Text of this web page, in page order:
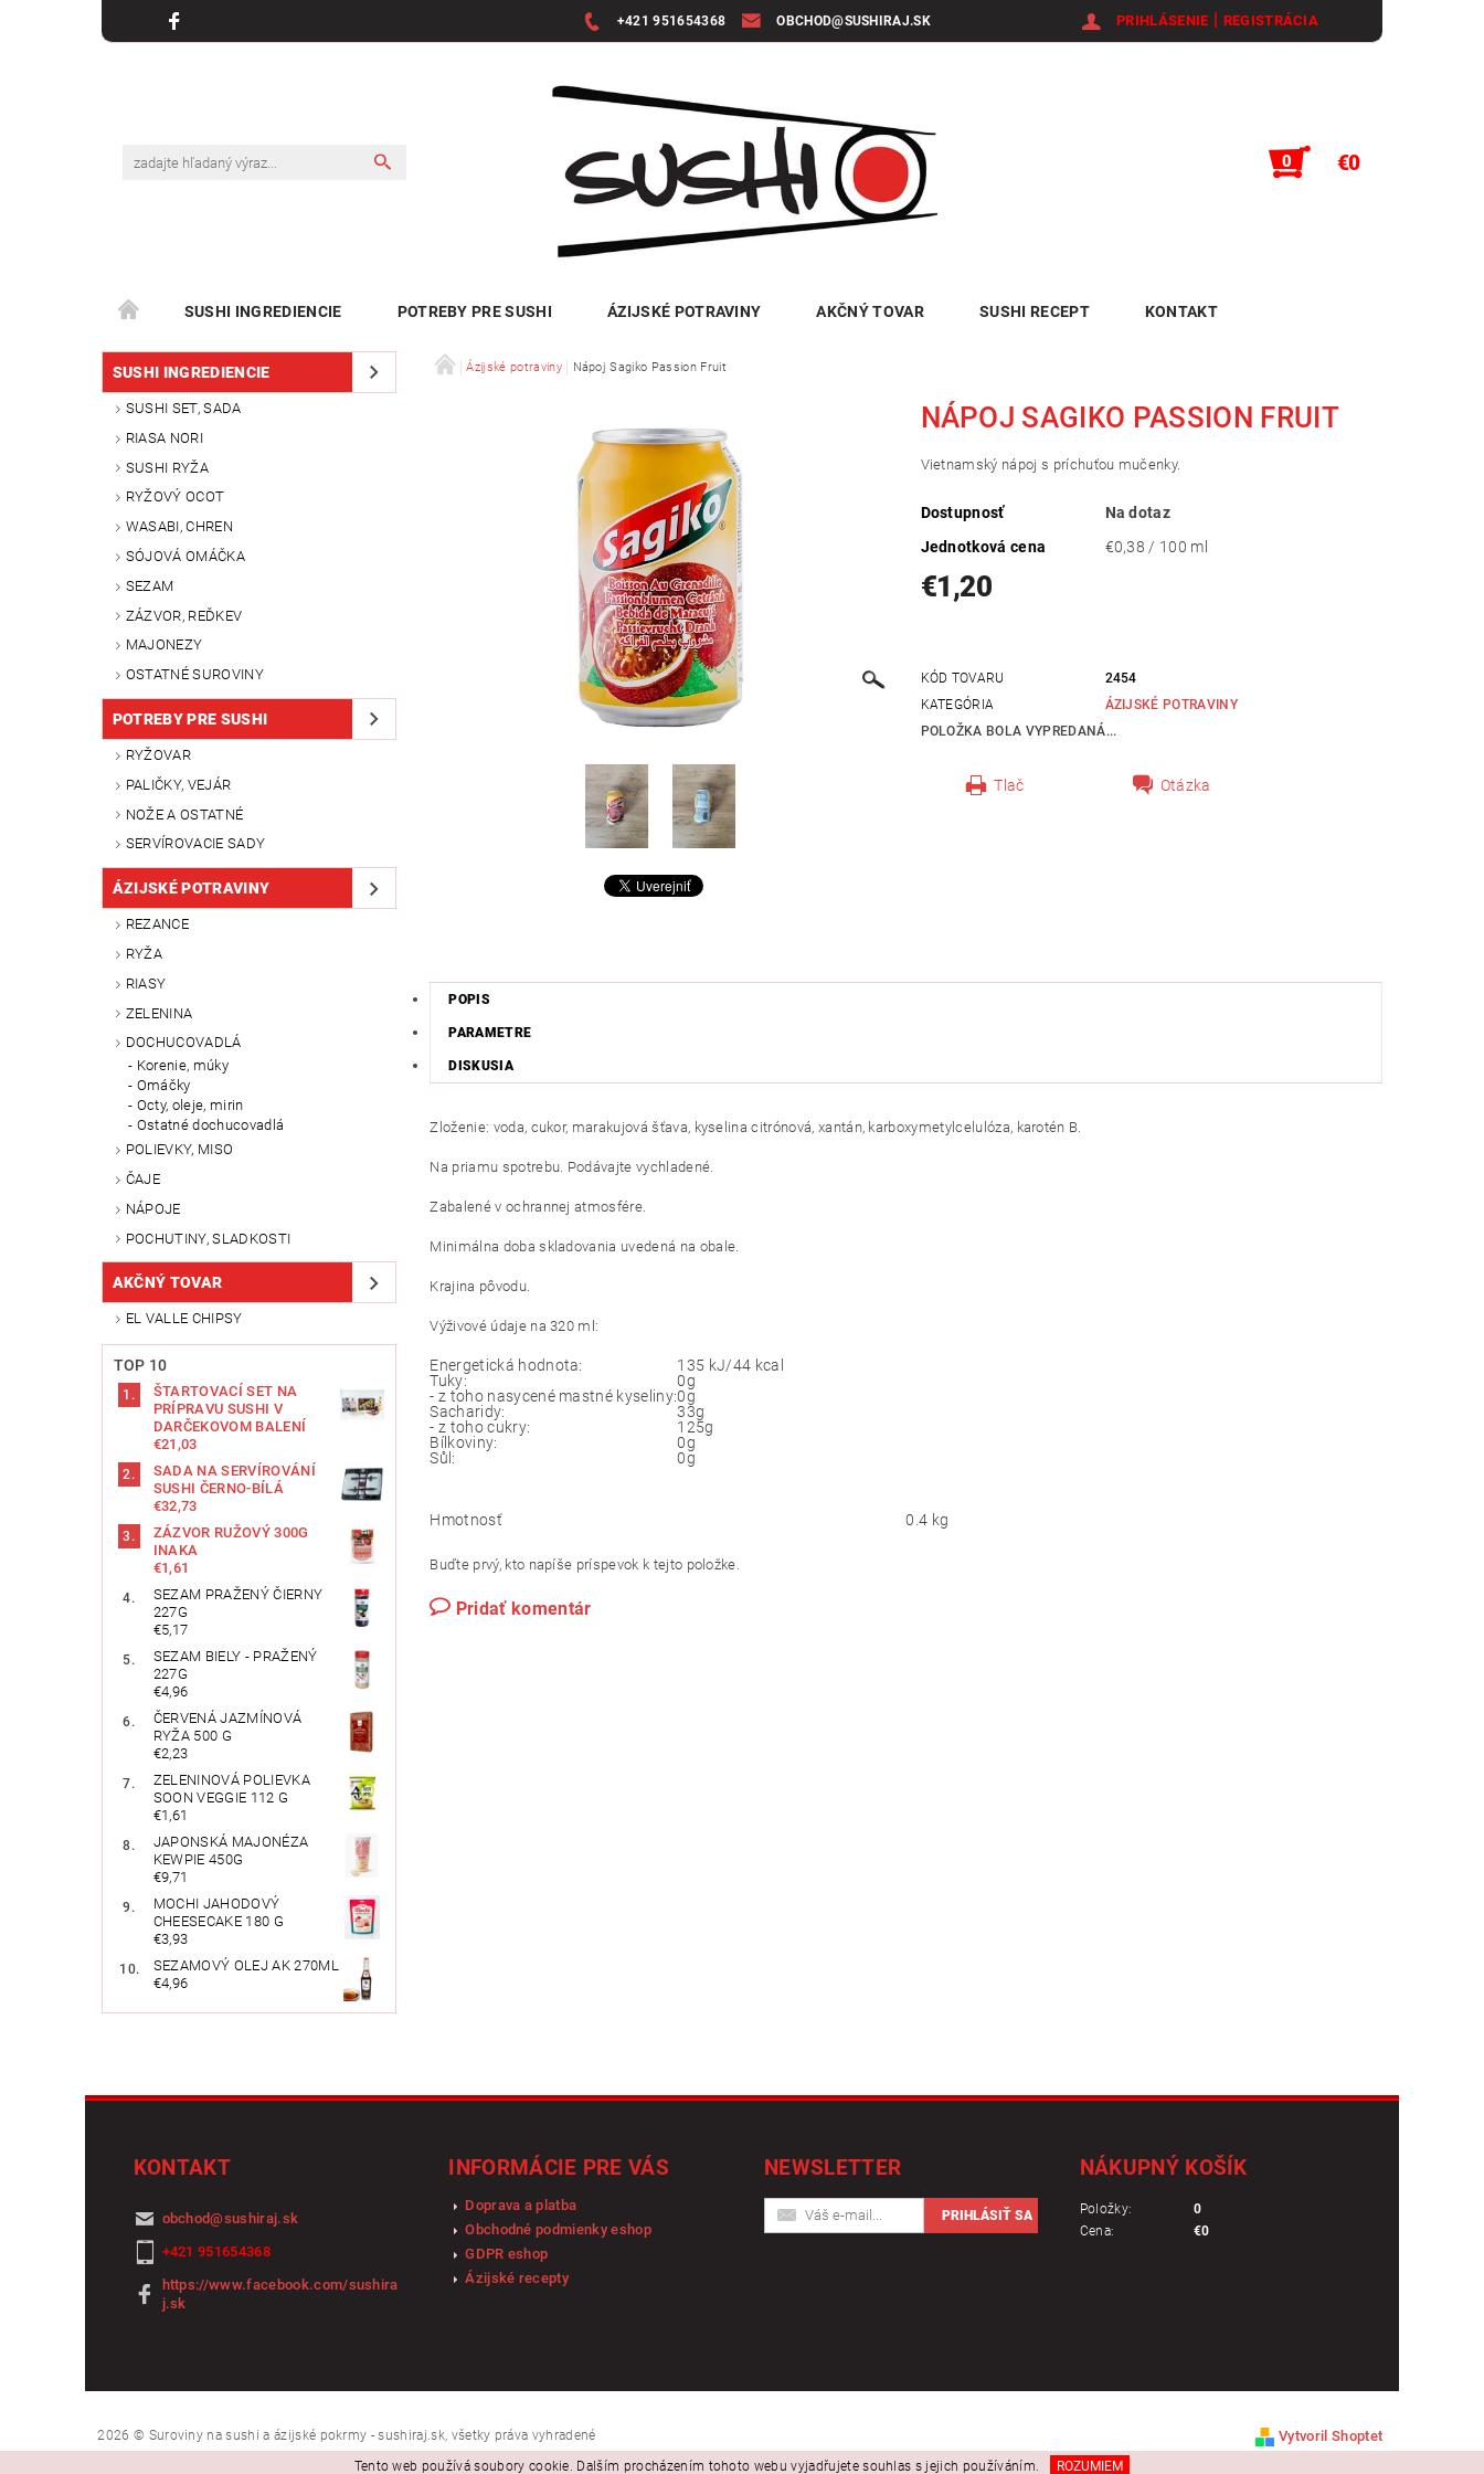
+421 951654368 OBCHOD@SUSHIRAJ.SK PRIHLÁSENIE | REGISTRÁCIA
0 €0
SUSHI INGREDIENCIE POTREBY PRE SUSHI ÁZIJSKÉ POTRAVINY AKČNÝ TOVAR SUSHI RECEPT KONTAKT
SUSHI INGREDIENCIE
SUSHI SET, SADA
RIASA NORI
SUSHI RYŽA
RYŽOVÝ OCOT
WASABI, CHREN
SÓJOVÁ OMÁČKA
SEZAM
ZÁZVOR, REĎKEV
MAJONEZY
OSTATNÉ SUROVINY
POTREBY PRE SUSHI
RYŽOVAR
PALIČKY, VEJÁR
NOŽE A OSTATNÉ
SERVÍROVACIE SADY
ÁZIJSKÉ POTRAVINY
REZANCE
RYŽA
RIASY
ZELENINA
DOCHUCOVADLÁ
Korenie, múky
Omáčky
Octy, oleje, mirin
Ostatné dochucovadlá
POLIEVKY, MISO
ČAJE
NÁPOJE
POCHUTINY, SLADKOSTI
AKČNÝ TOVAR
EL VALLE CHIPSY
TOP 10
ŠTARTOVACÍ SET NA
PRÍPRAVU SUSHI V
DARČEKOVOM BALENÍ
€21,03
SADA NA SERVÍROVÁNÍ
SUSHI ČERNO-BÍLÁ
€32,73
ZÁZVOR RUŽOVÝ 300G
INAKA
€1,61
SEZAM PRAŽENÝ ČIERNY
227G
€5,17
SEZAM BIELY - PRAŽENÝ
227G
€4,96
ČERVENÁ JAZMÍNOVÁ
RYŽA 500 G
€2,23
ZELENINOVÁ POLIEVKA
SOON VEGGIE 112 G
€1,61
JAPONSKÁ MAJONÉZA
KEWPIE 450G
€9,71
MOCHI JAHODOVÝ
CHEESECAKE 180 G
€3,93
SEZAMOVÝ OLEJ AK 270ML
€4,96
Ázijské potraviny Nápoj Sagiko Passion Fruit
NÁPOJ SAGIKO PASSION FRUIT
Vietnamský nápoj s príchuťou mučenky.
Dostupnosť
Na dotaz
Jednotková cena
€0,38 / 100 ml
€1,20
KÓD TOVARU
2454
KATEGÓRIA
ÁZIJSKÉ POTRAVINY
POLOŽKA BOLA VYPREDANÁ...
Tlač Otázka
POPIS
PARAMETRE
DISKUSIA
Zloženie: voda, cukor, marakujová šťava, kyselina citrónová, xantán, karboxymetylcelulóza, karotén B.
Na priamu spotrebu. Podávajte vychladené.
Zabalené v ochrannej atmosfére.
Minimálna doba skladovania uvedená na obale.
Krajina pôvodu.
Výživové údaje na 320 ml:
Energetická hodnota:
135 kJ/44 kcal
Tuky:
0g
- z toho nasycené mastné kyseliny:0g
Sacharidy:
33g
- z toho cukry:
125g
Bílkoviny:
0g
Sůl:
0g
Hmotnosť 0.4 kg
Buďte prvý, kto napíše príspevok k tejto položke.
Pridať komentár
KONTAKT
obchod@sushiraj.sk
+421 951654368
https://www.facebook.com/sushira
j.sk
INFORMÁCIE PRE VÁS
Doprava a platba
Obchodné podmienky eshop
GDPR eshop
Ázijské recepty
NEWSLETTER NÁKUPNÝ KOŠÍK
Položky:
Cena:
0
€0
2026 © Suroviny na sushi a ázijské pokrmy - sushiraj.sk, všetky práva vyhradené Vytvoril Shoptet
Tento web používá soubory cookie. Dalším procházením tohoto webu vyjadřujete souhlas s jejich používáním. ROZUMIEM